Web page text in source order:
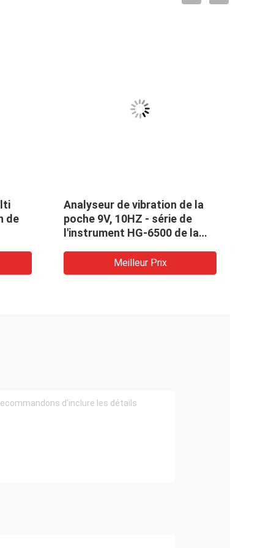
de
Analyseur de vibration de la
poche 9V, 10HZ - série de
l'instrument HG-6500 de la
Meilleur Prix